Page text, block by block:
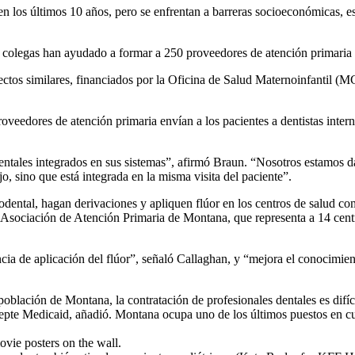
últimos 10 años, pero se enfrentan a barreras socioeconómicas,
han ayudado a formar a 250 proveedores de atención
similares, financiados por la Oficina de Salud Maternoinfantil
de atención primaria envían a los pacientes a dentistas
integrados en sus sistemas”, afirmó Braun. “Nosotros
sino que está integrada en la misma visita del paciente”.
hagan derivaciones y apliquen flúor en los centros de salud
de Atención Primaria de Montana, que representa a 14
de aplicación del flúor”, señaló Callaghan, y “mejora el
de Montana, la contratación de profesionales dentales es
Medicaid, añadió. Montana ocupa uno de los últimos puestos en